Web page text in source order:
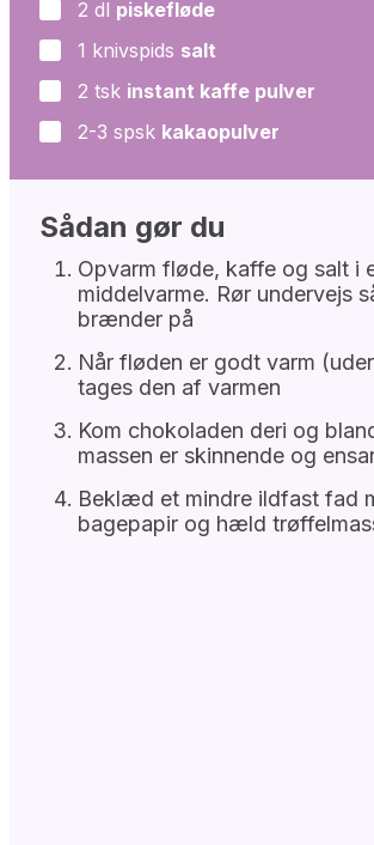
▢
2 dl piskefløde
▢
1 knivspids salt
▢
2 tsk instant kaffe pulver
▢
2-3 spsk kakaopulver
Sådan gør du
Opvarm fløde, kaffe og salt i
middelvarme. Rør undervejs
brænder på
Når fløden er godt varm
tages den af varmen
Kom chokoladen deri og
massen er skinnende og
Beklæd et mindre ildfast fad
bagepapir og hæld